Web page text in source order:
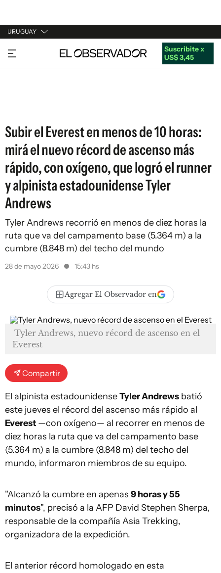
URUGUAY
URUGUAY
ARGENTINA
Suscribite x
US$ 3,45
Subir el Everest en menos de 10 horas:
mirá el nuevo récord de ascenso más
rápido, con oxígeno, que logró el runner
y alpinista estadounidense Tyler
Andrews
Tyler Andrews recorrió en menos de diez horas la
ruta que va del campamento base (5.364 m) a la
cumbre (8.848 m) del techo del mundo
28 de mayo 2026 15:43 hs
Agregar El Observador en
Tyler Andrews, nuevo récord de ascenso en el
Everest
Compartir
El alpinista estadounidenseTyler Andrews batió
este jueves el récord del ascenso más rápido al
Everest —con oxígeno— al recorrer en menos de
diez horas la ruta que va del campamento base
(5.364 m) a la cumbre (8.848 m) del techo del
mundo, informaron miembros de su equipo.
"Alcanzó la cumbre en apenas 9 horas y 55
minutos", precisó a la AFP David Stephen Sherpa,
responsable de la compañía Asia Trekking,
organizadora de la expedición.
El anterior récord homologado en esta